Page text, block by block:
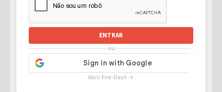
ENTRAR
ou
Abrir Fire-Dash →